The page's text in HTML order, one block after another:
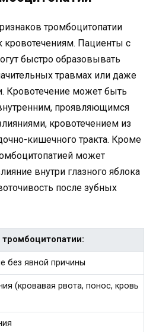
тромбоцитопатии
кровотечениям. Пациенты с
быстро образовывать
травмах или даже
Кровотечение может быть
проявляющимся
кровотечением из
кишечного тракта. Кроме
может
внутри глазного яблока
после зубных
без явной причины
(кровавая рвота, понос, кровь